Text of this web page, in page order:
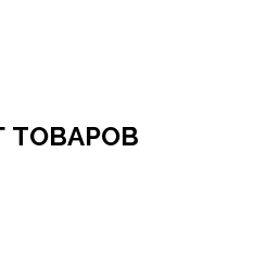
ТОВАРОВ